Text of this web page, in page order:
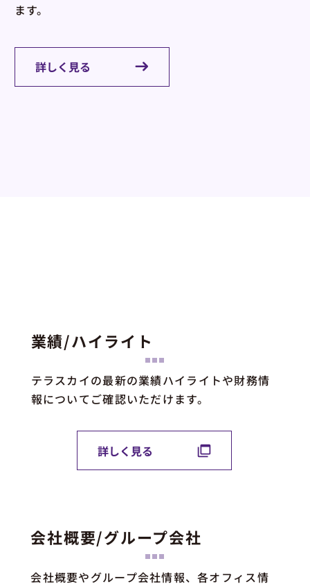
ます。
詳しく見る
業績/ハイライト
テラスカイの最新の業績ハイライトや財務情
報についてご確認いただけます。
詳しく見る
会社概要/グループ会社
会社概要やグループ会社情報、各オフィス情